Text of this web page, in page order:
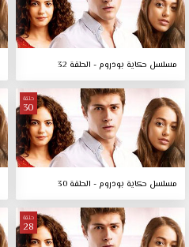
مسلسل حكاية بودروم - الحلقة 32
حلقة
30
مسلسل حكاية بودروم - الحلقة 30
حلقة
28